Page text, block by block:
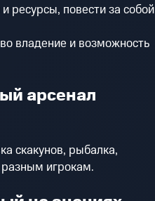
ресурсы, повести за собой
владение и возможность
арсенал
скакунов, рыбалка,
игрокам.